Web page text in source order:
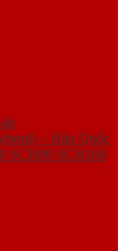
– Hàn Quốc
SCH80 SCH160